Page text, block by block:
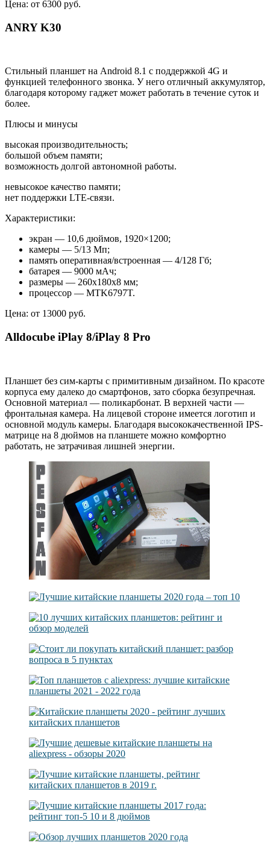
Цена: от 6300 руб.
ANRY K30
Стильный планшет на Android 8.1 с поддержкой 4G и
функцией телефонного звонка. У него отличный аккумулятор,
благодаря которому гаджет может работать в течение суток и
более.
Плюсы и минусы
высокая производительность;
большой объем памяти;
возможность долгой автономной работы.
невысокое качество памяти;
нет поддержки LTE-связи.
Характеристики:
экран — 10,6 дюймов, 1920×1200;
камеры — 5/13 Мп;
память оперативная/встроенная — 4/128 Гб;
батарея — 9000 мАч;
размеры — 260х180х8 мм;
процессор — MTK6797T.
Цена: от 13000 руб.
Alldocube iPlay 8/iPlay 8 Pro
Планшет без сим-карты с примитивным дизайном. По красоте
корпуса ему далеко до смартфонов, зато сборка безупречная.
Основной материал — поликарбонат. В верхней части —
фронтальная камера. На лицевой стороне имеется логотип и
основной модуль камеры. Благодаря высококачественной IPS-
матрице на 8 дюймов на планшете можно комфортно
работать, не затрачивая лишней энергии.